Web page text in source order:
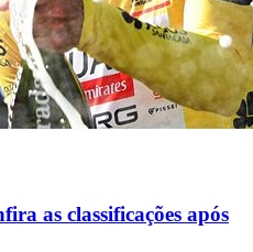
as classificações após